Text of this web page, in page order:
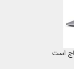
است